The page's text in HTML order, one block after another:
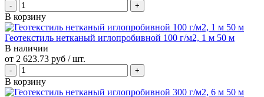
В корзину
Геотекстиль нетканый иглопробивной 100 г/м2, 1 м 50 м
В наличии
от 2 623.73 руб / шт.
В корзину